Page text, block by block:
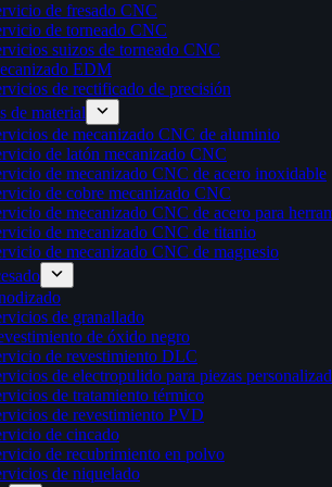
de fresado CNC
de torneado CNC
suizos de torneado CNC
EDM
de rectificado de precisión
de material
de mecanizado CNC de aluminio
de latón mecanizado CNC
de mecanizado CNC de acero inoxidable
de cobre mecanizado CNC
de mecanizado CNC de acero para
de mecanizado CNC de titanio
de mecanizado CNC de magnesio
de granallado
de óxido negro
de revestimiento DLC
de electropulido para piezas
de tratamiento térmico
de revestimiento PVD
de cincado
de recubrimiento en polvo
de niquelado